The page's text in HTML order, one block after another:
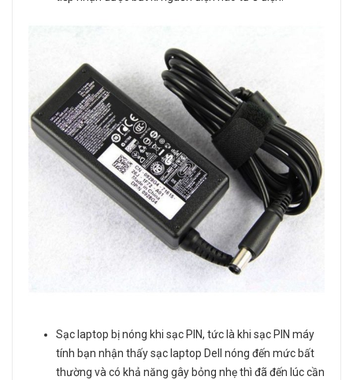
Sạc laptop bị nóng khi sạc PIN, tức là khi sạc PIN máy
tính bạn nhận thấy sạc laptop Dell nóng đến mức bất
thường và có khả năng gây bỏng nhẹ thì đã đến lúc cần